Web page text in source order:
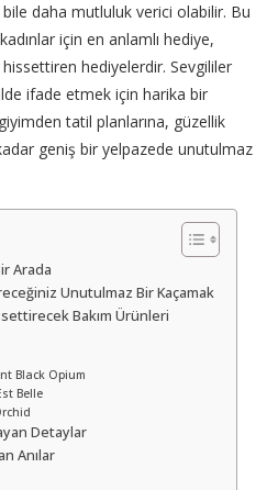
daha mutluluk verici olabilir. Bu
için en anlamlı hediye,
hediyelerdir. Sevgililer
ifade etmek için harika bir
tatil planlarına, güzellik
geniş bir yelpazede unutulmaz
Arada
Unutulmaz Bir Kaçamak
Bakım Ürünleri
Black Opium
Belle
Detaylar
Anılar